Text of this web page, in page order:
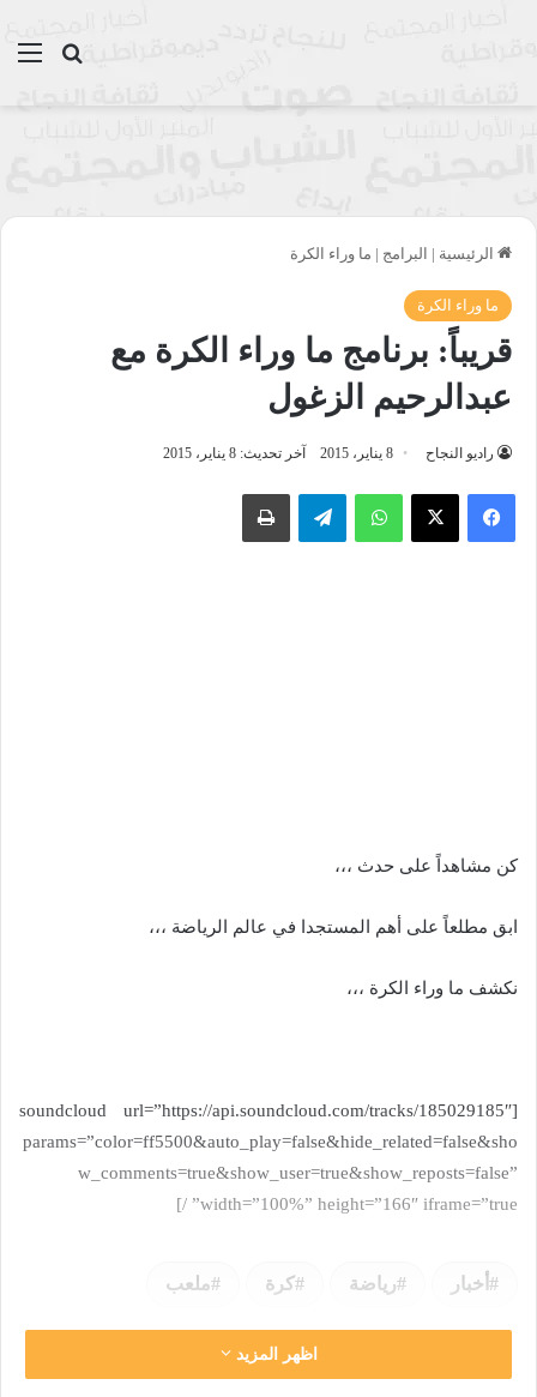
بحث
الرئيسية | البرامج | ما وراء الكرة
ما وراء الكرة
قريباً: برنامج ما وراء الكرة مع
عبدالرحيم الزغول
راديو النجاح 8 يناير، 2015 آخر تحديث: 8 يناير، 2015
واتساب تيلقرام طباعة
كن مشاهداً على حدث ،،،
ابق مطلعاً على أهم المستجدا في عالم الرياضة ،،،
نكشف ما وراء الكرة ،،،
[soundcloud url=”https://api.soundcloud.com/tracks/185029185″
params=”color=ff5500&auto_play=false&hide_related=false&sho
w_comments=true&show_user=true&show_reposts=false”
width=”100%” height=”166″ iframe=”true” /]
أخبار رياضة كرة ملعب
اظهر المزيد